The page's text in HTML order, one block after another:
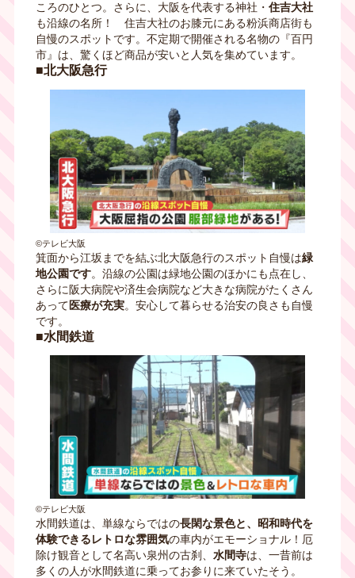
ころのひとつ。さらに、大阪を代表する神社・ 住吉大社
も沿線の名所！ 住吉大社のお膝元にある粉浜商店街も
自慢のスポットです。不定期で開催される名物の『百円
市』は、驚くほど商品が安いと人気を集めています。
■北大阪急行
©テレビ大阪
箕面から江坂までを結ぶ北大阪急行のスポット自慢は緑
地公園です。沿線の公園は緑地公園のほかにも点在し、
さらに阪大病院や済生会病院など大きな病院がたくさん
あって医療が充実。安心して暮らせる治安の良さも自慢
です。
■水間鉄道
©テレビ大阪
水間鉄道は、単線ならではの長閑な景色と、昭和時代を
体験できるレトロな雰囲気の車内がエモーショナル！厄
除け観音として名高い泉州の古刹、 水間寺は、一昔前は
多くの人が水間鉄道に乗ってお参りに来ていたそう。